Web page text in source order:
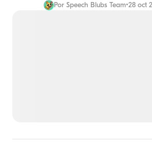
Por Speech Blubs Team•28 oct